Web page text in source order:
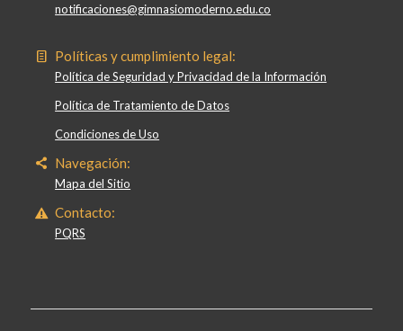
notificaciones@gimnasiomoderno.edu.co
Políticas y cumplimiento legal:
Política de Seguridad y Privacidad de la Información
Política de Tratamiento de Datos
Condiciones de Uso
Navegación:
Mapa del Sitio
Contacto:
PQRS